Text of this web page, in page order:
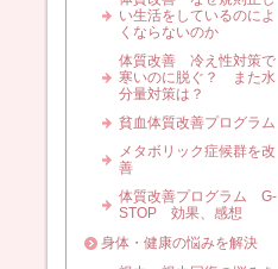
い生活をしているのによ
くならないのか
体質改善 冷え性対策で
寒いのに脱ぐ？ また水
分量対策は？
貧血体質改善プログラム
メタボリック症候群を改
善
体質改善プログラム G-
STOP 効果、感想
身体・健康の悩みを解決